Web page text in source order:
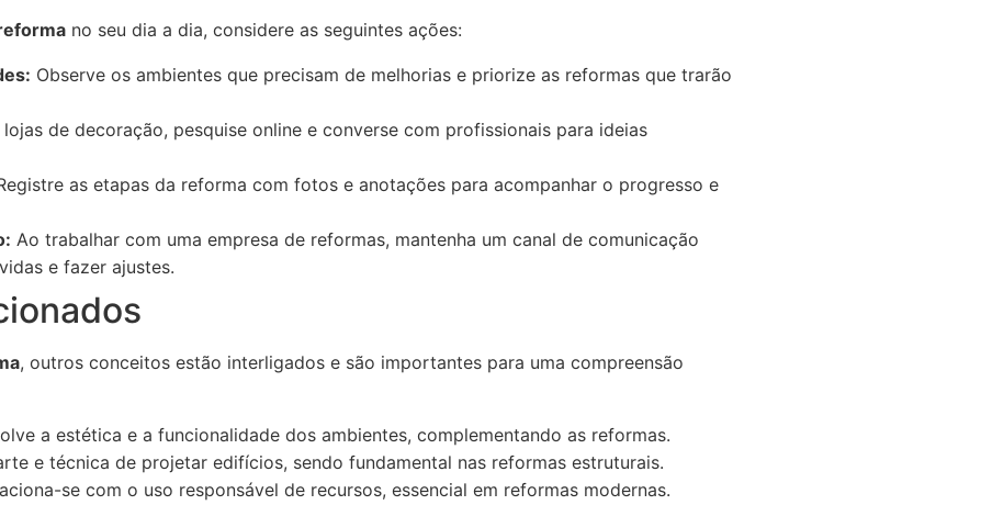
no seu dia a dia, considere as seguintes ações:
Observe os ambientes que precisam de melhorias e priorize as reformas que trarão
de decoração, pesquise online e converse com profissionais para ideias
as etapas da reforma com fotos e anotações para acompanhar o progresso e
Ao trabalhar com uma empresa de reformas, mantenha um canal de comunicação
e fazer ajustes.
, outros conceitos estão interligados e são importantes para uma compreensão
a estética e a funcionalidade dos ambientes, complementando as reformas.
e técnica de projetar edifícios, sendo fundamental nas reformas estruturais.
se com o uso responsável de recursos, essencial em reformas modernas.